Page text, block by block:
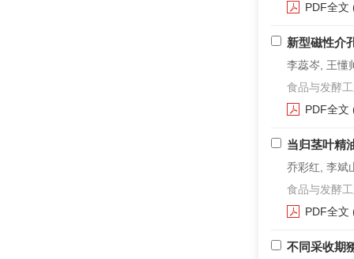
PDF全文
新型磁性介
李蕊岑, 王懂
食品与发酵
PDF全文
当归茎叶精
乔彩红, 李斌
食品与发酵
PDF全文
不同采收期